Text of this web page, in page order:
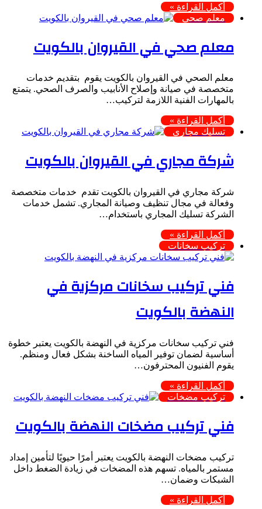
أكمل القراءة »
معلم صحي
معلم صحي في القيروان بالكويت
معلم الصحي في القيروان بالكويت يقوم بتقديم خدمات
متخصصة في صيانة وإصلاح الأنابيب والصرف الصحي. يتمتع
بالمهارات الفنية اللازمة لتركيب…
أكمل القراءة »
تسليك مجاري
شركة مجاري في القيروان بالكويت
شركة مجاري في القيروان بالكويت تقدم خدمات متخصصة
وفعالة في مجال تنظيف وصيانة المجاري. تشمل خدمات
الشركة تسليك المجاري باستخدام…
أكمل القراءة »
تركيب سخانات
فني تركيب سخانات مركزية في
النهضة بالكويت
فني تركيب سخانات مركزية في النهضة بالكويت يعتبر خطوة
أساسية لضمان توفير المياه الساخنة بشكل فعال ومنظم.
يقوم الفنيون المحترفون…
أكمل القراءة »
تركيب مضخات
فني تركيب مضخات النهضة بالكويت
تركيب مضخات النهضة بالكويت يعتبر أمرًا حيويًا لتأمين إمداد
مستمر بالمياه. تسهم هذه المضخات في زيادة الضغط داخل
الشبكات وضمان…
أكمل القراءة »